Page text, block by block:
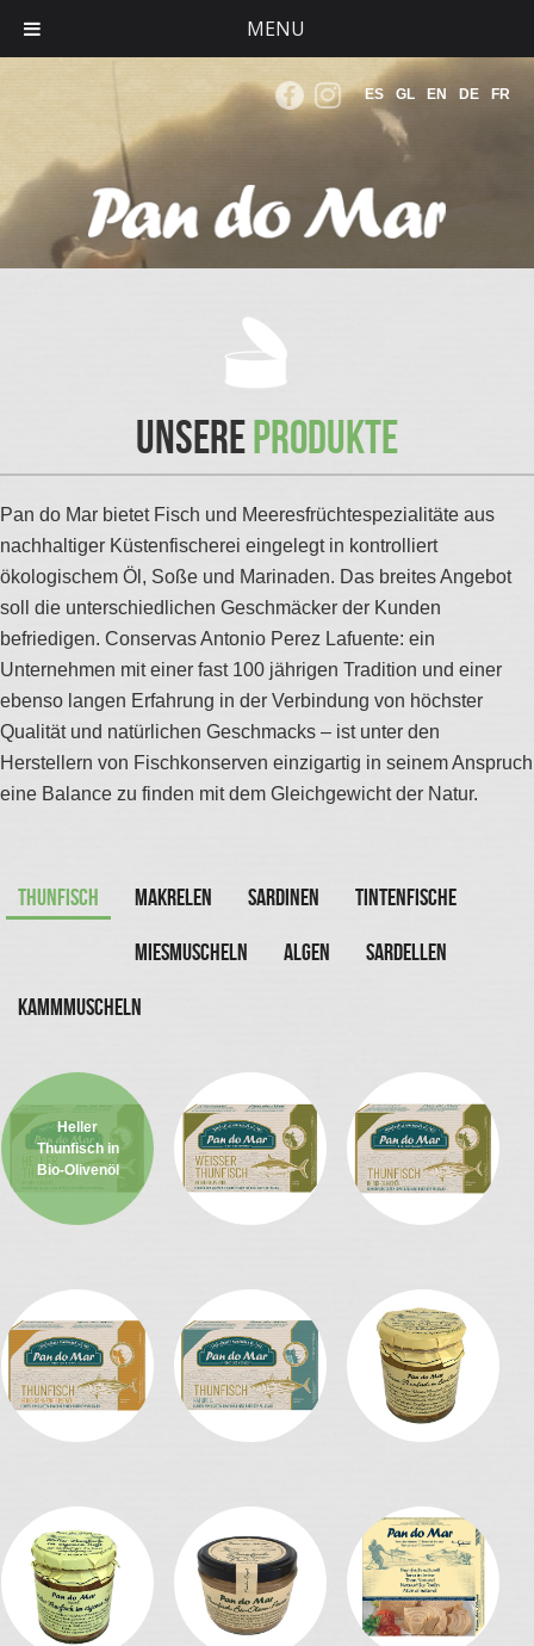
ES GL EN DE FR
Unsereprodukte
Pan do Mar bietet Fisch und Meeresfrüchtespezialitäte aus
nachhaltiger Küstenfischerei eingelegt in kontrolliert
ökologischem Öl, Soße und Marinaden. Das breites Angebot
soll die unterschiedlichen Geschmäcker der Kunden
befriedigen. Conservas Antonio Perez Lafuente: ein
Unternehmen mit einer fast 100 jährigen Tradition und einer
ebenso langen Erfahrung in der Verbindung von höchster
Qualität und natürlichen Geschmacks – ist unter den
Herstellern von Fischkonserven einzigartig in seinem Anspruch
eine Balance zu finden mit dem Gleichgewicht der Natur.
thunfisch makrelen sardinen tintenfische
miesmuscheln Algen Sardellen
Kammmuscheln
Heller
Thunfisch in
Bio-Olivenöl
MENU